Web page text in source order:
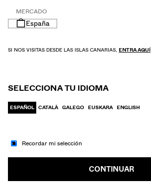
HOMBRE
MERCADO
España
SI NOS VISITAS DESDE LAS ISLAS CANARIAS, ENTRA AQUÍ
SELECCIONA TU IDIOMA
ESPAÑOL CATALÀ GALEGO EUSKARA ENGLISH
Recordar mi selección
CONTINUAR